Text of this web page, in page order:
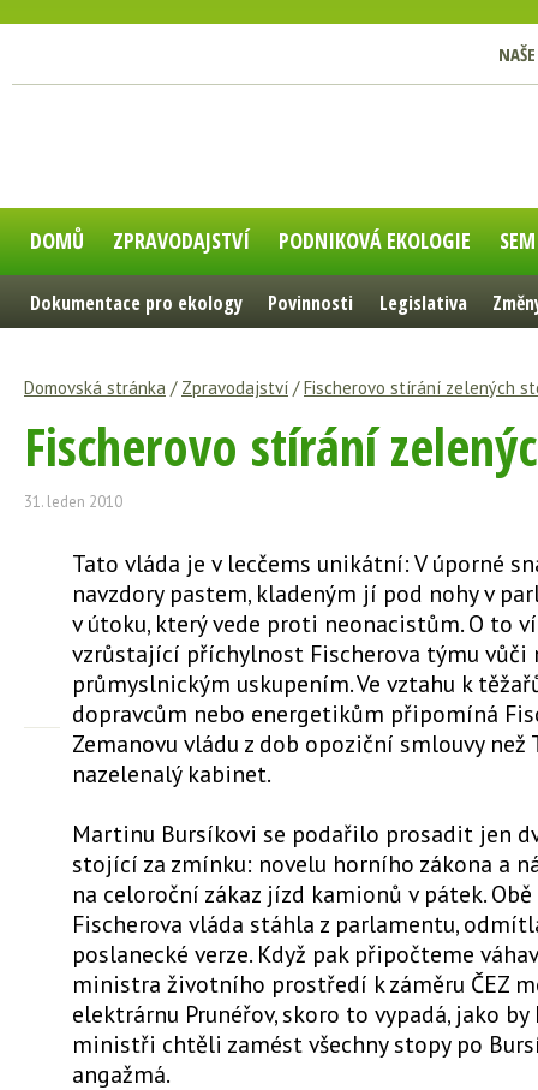
DOMŮ ZPRAVODAJSTVÍ PODNIKOVÁ EKOLOGIE
Dokumentace pro ekology Povinnosti Legislativa
Domovská stránka / Zpravodajství /Fischerovo stírání zelených
Fischerovo stírání
31. leden 2010
Tato vláda je v lecčems unikátní: V úporné
navzdory pastem, kladeným jí pod nohy v
v útoku, který vede proti neonacistům. O to
vzrůstající příchylnost Fischerova týmu vůči
průmyslnickým uskupením. Ve vztahu k
dopravcům nebo energetikům připomíná
Zemanovu vládu z dob opoziční smlouvy než
nazelenalý kabinet.
Martinu Bursíkovi se podařilo prosadit jen
stojící za zmínku: novelu horního zákona a
na celoroční zákaz jízd kamionů v pátek.
Fischerova vláda stáhla z parlamentu,
poslanecké verze. Když pak připočteme
ministra životního prostředí k záměru ČEZ
elektrárnu Prunéřov, skoro to vypadá, jako
ministři chtěli zamést všechny stopy po
angažmá.